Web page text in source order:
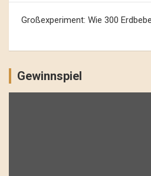
Großexperiment: Wie 300
Gewinnspiel